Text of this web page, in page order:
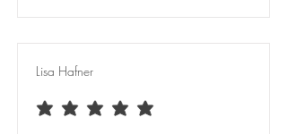
Lisa Hafner
durchschnittliches Rating ist 5 von 5